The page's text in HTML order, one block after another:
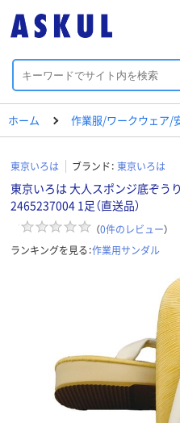
ホーム 作業服/ワークウェア/
東京いろは ブランド： 東京いろは
東京いろは 大人スポンジ底ぞう
2465237004 1足（直送品）
（0件のレビュー）
ランキングを見る：作業用サンダル